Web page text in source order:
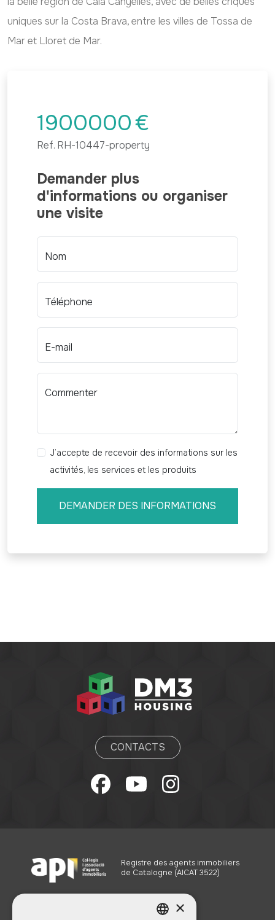
uniques sur la Costa Brava, entre les villes de Tossa de
Mar et Lloret de Mar.
1900000€
Ref. RH-10447-property
Demander plus
d'informations ou organiser
une visite
Nom
Téléphone
E-mail
Commenter
J’accepte de recevoir des informations sur les
activités, les services et les produits
DEMANDER DES INFORMATIONS
CONTACTS
Registre des agents immobiliers
de Catalogne (AICAT 3522)
×